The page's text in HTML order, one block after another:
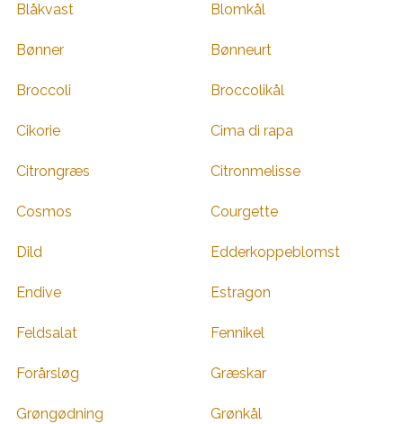
Blåkvast Blomkål
Bønner Bønneurt
Broccoli Broccolikål
Cikorie Cima di rapa
Citrongræs Citronmelisse
Cosmos Courgette
Dild Edderkoppeblomst
Endive Estragon
Feldsalat Fennikel
Forårsløg Græskar
Grøngødning Grønkål